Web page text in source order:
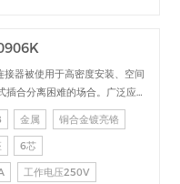
接器被使用于高密度安装、空间
插合分离困难的场合。广泛应用
机、医疗设备、测试检测设
据采集、工业控制等场合的交
光纤等的信号连接传输。
金属 铜合金镀亮铬
6芯
工作电压250V